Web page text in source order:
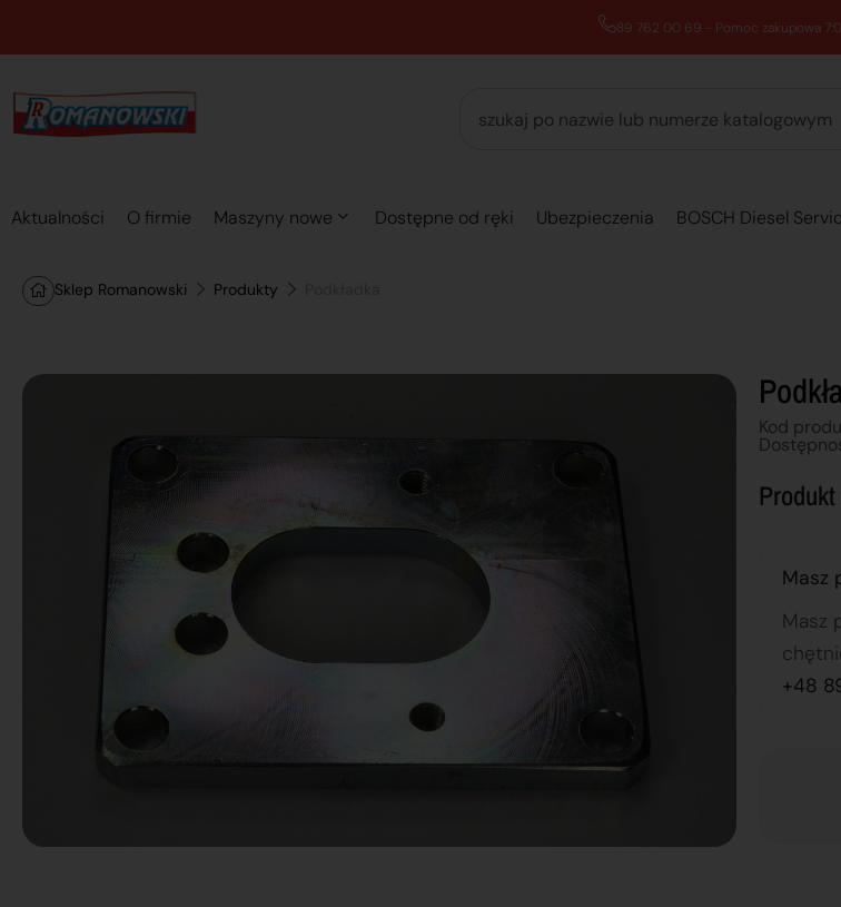
89 762 00 69 - Pomoc zakupowa
Aktualności O firmie Maszyny nowe Dostępne od ręki Ubezpieczenia BOSCH Diesel
Sklep Romanowski Produkty
Kod
Masz
Masz
+48